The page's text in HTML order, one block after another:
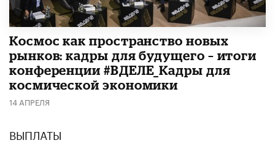
Космос как пространство новых
рынков: кадры для будущего – итоги
конференции #ВДЕЛЕ_Кадры для
космической экономики
14 АПРЕЛЯ
ВЫПЛАТЫ